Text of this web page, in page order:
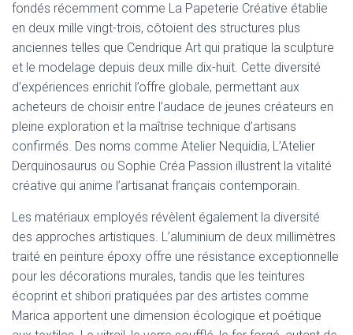
fondés récemment comme La Papeterie Créative établie
en deux mille vingt-trois, côtoient des structures plus
anciennes telles que Cendrique Art qui pratique la sculpture
et le modelage depuis deux mille dix-huit. Cette diversité
d’expériences enrichit l’offre globale, permettant aux
acheteurs de choisir entre l’audace de jeunes créateurs en
pleine exploration et la maîtrise technique d’artisans
confirmés. Des noms comme Atelier Nequidia, L’Atelier
Derquinosaurus ou Sophie Créa Passion illustrent la vitalité
créative qui anime l’artisanat français contemporain.
Les matériaux employés révèlent également la diversité
des approches artistiques. L’aluminium de deux millimètres
traité en peinture époxy offre une résistance exceptionnelle
pour les décorations murales, tandis que les teintures
écoprint et shibori pratiquées par des artistes comme
Marica apportent une dimension écologique et poétique